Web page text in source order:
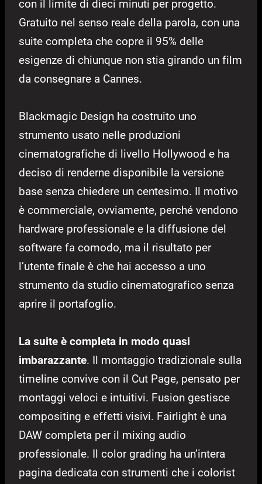
con il limite di dieci minuti per progetto.
Gratuito nel senso reale della parola, con una
suite completa che copre il 95% delle
esigenze di chiunque non stia girando un film
da consegnare a Cannes.
Blackmagic Design ha costruito uno
strumento usato nelle produzioni
cinematografiche di livello Hollywood e ha
deciso di renderne disponibile la versione
base senza chiedere un centesimo. Il motivo
è commerciale, ovviamente, perché vendono
hardware professionale e la diffusione del
software fa comodo, ma il risultato per
l’utente finale è che hai accesso a uno
strumento da studio cinematografico senza
aprire il portafoglio.
La suite è completa in modo quasi
imbarazzante. Il montaggio tradizionale sulla
timeline convive con il Cut Page, pensato per
montaggi veloci e intuitivi. Fusion gestisce
compositing e effetti visivi. Fairlight è una
DAW completa per il mixing audio
professionale. Il color grading ha un’intera
pagina dedicata con strumenti che i colorist